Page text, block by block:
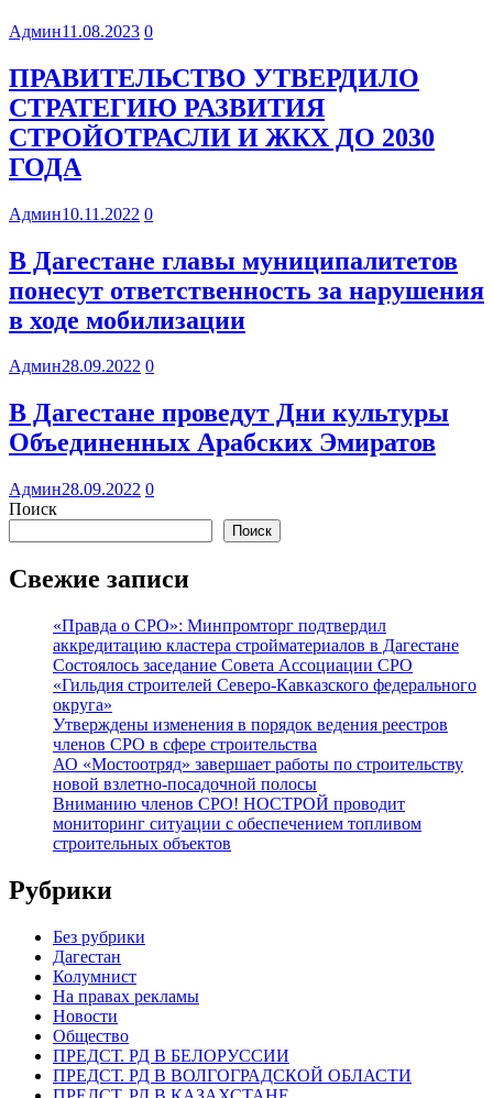
Админ11.08.2023 0
ПРАВИТЕЛЬСТВО УТВЕРДИЛО
СТРАТЕГИЮ РАЗВИТИЯ
СТРОЙОТРАСЛИ И ЖКХ ДО 2030
ГОДА
Админ10.11.2022 0
В Дагестане главы муниципалитетов
понесут ответственность за нарушения
в ходе мобилизации
Админ28.09.2022 0
В Дагестане проведут Дни культуры
Объединенных Арабских Эмиратов
Админ28.09.2022 0
Поиск
Поиск
Свежие записи
«Правда о СРО»: Минпромторг подтвердил
аккредитацию кластера стройматериалов в Дагестане
Состоялось заседание Совета Ассоциации СРО
«Гильдия строителей Северо-Кавказского федерального
округа»
Утверждены изменения в порядок ведения реестров
членов СРО в сфере строительства
АО «Мостоотряд» завершает работы по строительству
новой взлетно-посадочной полосы
Вниманию членов СРО! НОСТРОЙ проводит
мониторинг ситуации с обеспечением топливом
строительных объектов
Рубрики
Без рубрики
Дагестан
Колумнист
На правах рекламы
Новости
Общество
ПРЕДСТ. РД В БЕЛОРУССИИ
ПРЕДСТ. РД В ВОЛГОГРАДСКОЙ ОБЛАСТИ